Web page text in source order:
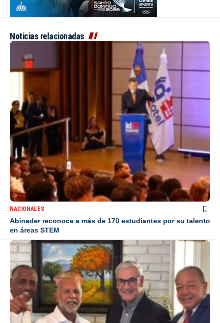
Noticias relacionadas
NACIONALES
Abinader reconoce a más de 170 estudiantes por su talento
en áreas STEM